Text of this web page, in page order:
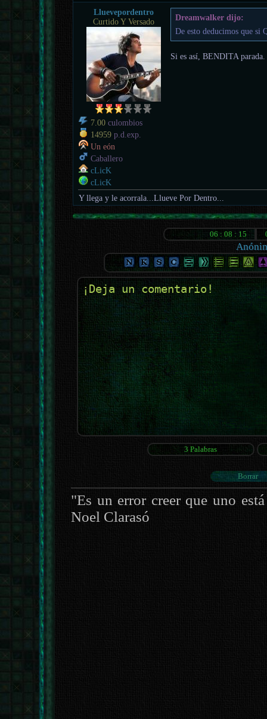
Lluevepordentro
Curtido Y Versado
7.00 culombios
14959 p.d.exp.
Un eón
Caballero
cLicK
cLicK
Dreamwalker dijo:
De esto deducimos que si
Si es así, BENDITA parada.
Y llega y le acorrala...Llueve Por Dentro...
"Es un error creer que uno
Noel Clarasó